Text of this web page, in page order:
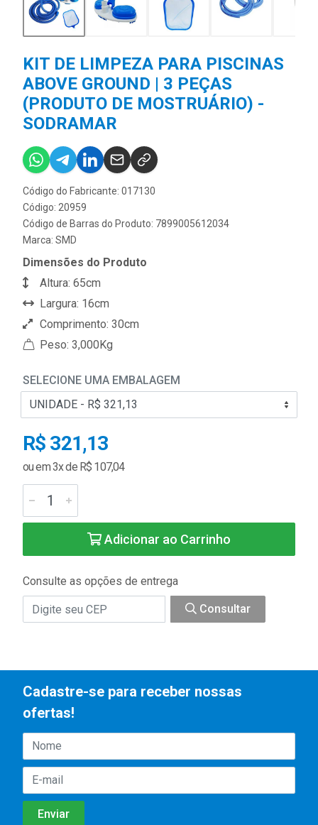
KIT DE LIMPEZA PARA PISCINAS
ABOVE GROUND | 3 PEÇAS
(PRODUTO DE MOSTRUÁRIO) -
SODRAMAR
Código do Fabricante: 017130
Código: 20959
Código de Barras do Produto: 7899005612034
Marca: SMD
Dimensões do Produto
Altura: 65cm
Largura: 16cm
Comprimento: 30cm
Peso: 3,000Kg
SELECIONE UMA EMBALAGEM
R$ 321,13
ou em 3x de R$ 107,04
Adicionar ao Carrinho
Consulte as opções de entrega
Consultar
Cadastre-se para receber nossas
ofertas!